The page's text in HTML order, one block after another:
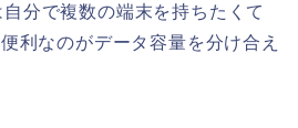
分で複数の端末を持ちたくて
利なのがデータ容量を分け合え